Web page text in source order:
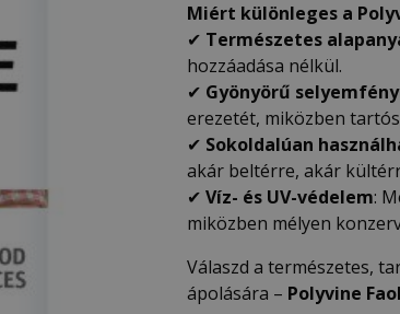
Miért különleges a
✔ Természetes
hozzáadása nélkül.
✔ Gyönyörű
erezetét, miközben
✔ Sokoldalúan
akár beltérre, akár
✔ Víz- és UV-védelem:
miközben mélyen
Válaszd a természetes,
ápolására – Polyvine